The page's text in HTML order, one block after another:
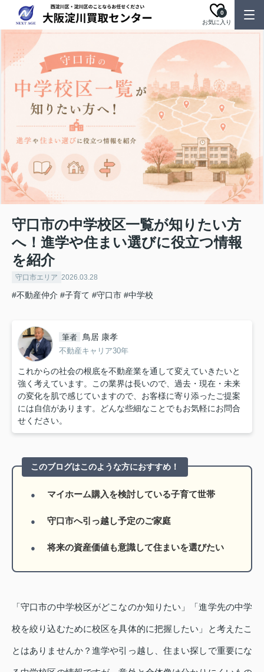
お気に入り
0
守口市の中学校区一覧が知りたい方
へ！進学や住まい選びに役立つ情報
を紹介
守口市エリア 2026.03.28
#不動産仲介 #子育て #守口市 #中学校
筆者 鳥居 康孝
不動産キャリア30年
これからの社会の根底を不動産業を通して変えていきたいと
強く考えています。この業界は長いので、過去・現在・未来
の変化を肌で感じていますので、お客様に寄り添ったご提案
には自信があります。どんな些細なことでもお気軽にお問合
せください。
このブログはこのような方におすすめ！
マイホーム購入を検討している子育て世帯
守口市へ引っ越し予定のご家庭
将来の資産価値も意識して住まいを選びたい
「守口市の中学校区がどこなのか知りたい」「進学先の中学
校を絞り込むために校区を具体的に把握したい」と考えたこ
とはありませんか？進学や引っ越し、住まい探しで重要にな